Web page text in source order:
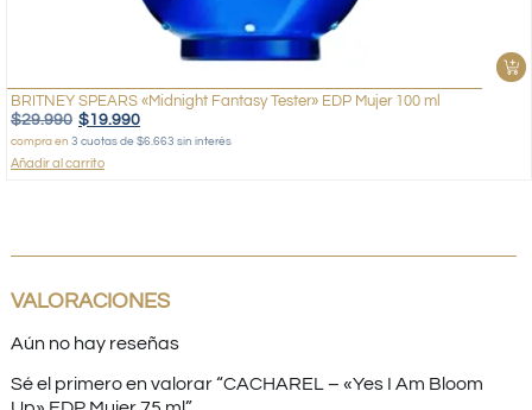
BRITNEY SPEARS «Midnight Fantasy Tester» EDP Mujer 100 ml
$29.990 $19.990
compra en 3 cuotas de $6.663 sin interés
Añadir al carrito
VALORACIONES
Aún no hay reseñas
Sé el primero en valorar “CACHAREL – «Yes I Am Bloom